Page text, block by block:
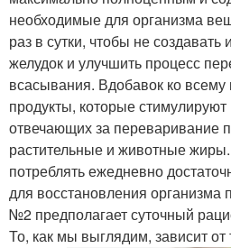
необходимые для организма
раз в сутки, чтобы не создавать
желудок и улучшить процесс
всасывания. Вдобавок ко всему
продукты, которые
отвечающих за переваривание
растительные и животные
потреблять ежедневно
для восстановления организма
№2 предполагает суточный
То, как мы выглядим, зависит